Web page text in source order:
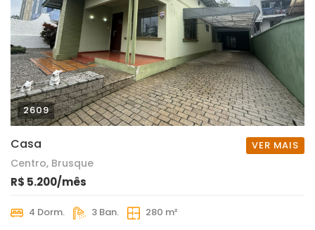
2609
Casa VER MAIS
Centro, Brusque
R$ 5.200/mês
4 Dorm. 3 Ban. 280 m²